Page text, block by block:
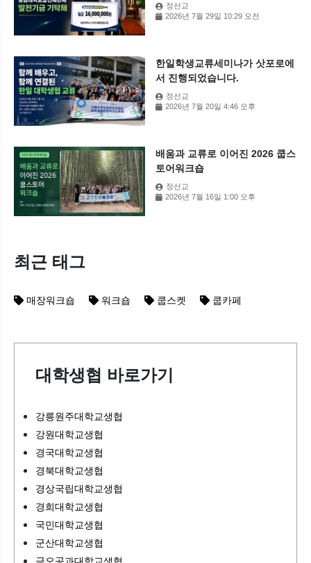
정선교
2026년 7월 29일 10:29 오전
한일학생교류세미나가 삿포로에
서 진행되었습니다.
정선교
2026년 7월 20일 4:46 오후
배움과 교류로 이어진 2026 쿱스
토어워크숍
정선교
2026년 7월 16일 1:00 오후
최근 태그
매장워크숍 워크숍 쿱스켓 쿱카페
대학생협 바로가기
강릉원주대학교생협
강원대학교생협
경국대학교생협
경북대학교생협
경상국립대학교생협
경희대학교생협
국민대학교생협
군산대학교생협